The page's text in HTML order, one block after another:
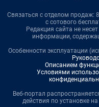
Связаться с отделом продаж:
с сотового
Редакция сайта не
информации,
Особенности эксплуатации
Описанием
Условиями
Веб-портал
действия по установке